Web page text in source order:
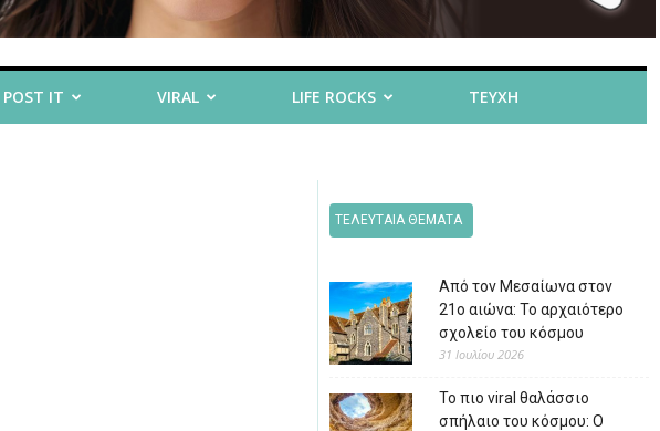
POST IT VIRAL LIFE ROCKS ΤΕΥΧΗ
ΤΕΛΕΥΤΑΙΑ ΘΕΜΑΤΑ
Από τον Μεσαίωνα στον
21ο αιώνα: Το αρχαιότερο
σχολείο του κόσμου
31 Ιουλίου 2026
Το πιο viral θαλάσσιο
σπήλαιο του κόσμου: Ο